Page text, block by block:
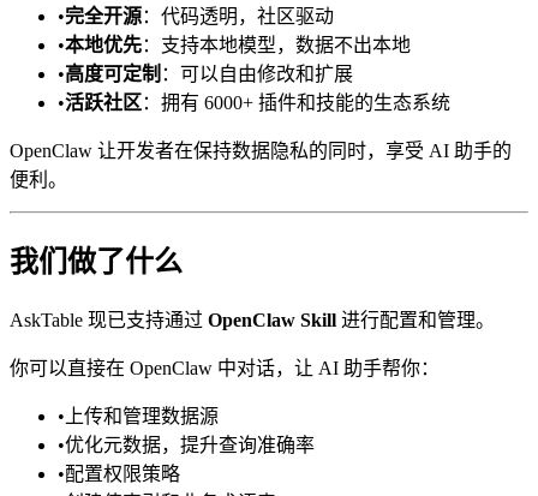
•完全开源：代码透明，社区驱动
•本地优先：支持本地模型，数据不出本地
•高度可定制 ：可以自由修改和扩展
•活跃社区 ：拥有 6000+ 插件和技能的生态系统
OpenClaw 让开发者在保持数据隐私的同时，享受 AI 助手的
便利。
我们做了什么
AskTable 现已支持通过 OpenClaw Skill 进行配置和管理。
你可以直接在 OpenClaw 中对话，让 AI 助手帮你：
• 上传和管理数据源
•优化元数据，提升查询准确率
•配置权限策略